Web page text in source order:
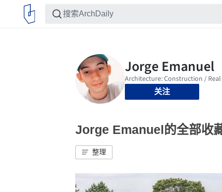
关注
Jorge Emanuel的全部收
整理